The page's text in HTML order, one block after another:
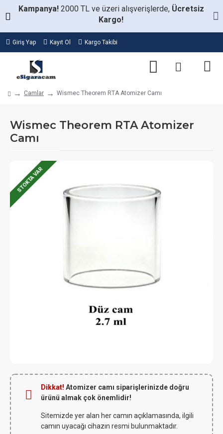
Kampanya! 2000 TL ve üzeri alışverişlerde, Ücretsiz
Kargo!
Giriş Yap Kayıt Ol Kargo Takibi
Camlar Wismec Theorem RTA Atomizer Camı
Wismec Theorem RTA Atomizer
Camı
STOKTA VAR
Dikkat! Atomizer camı siparişlerinizde doğru
ürünü almak çok önemlidir!
Sitemizde yer alan her camın açıklamasında, ilgili
camın uyacağı cihazın resmi bulunmaktadır.